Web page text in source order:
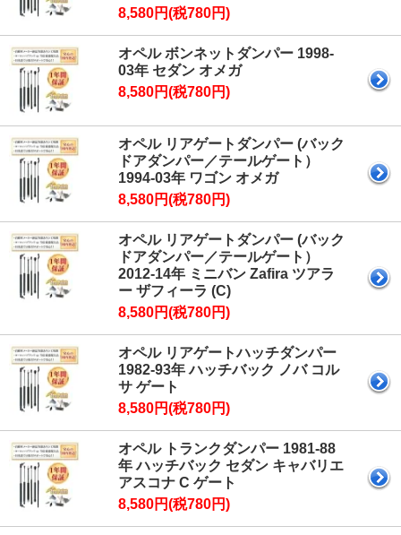
8,580円(税780円)
オペル ボンネットダンパー 1998-
03年 セダン オメガ
8,580円(税780円)
オペル リアゲートダンパー (バック
ドアダンパー／テールゲート）
1994-03年 ワゴン オメガ
8,580円(税780円)
オペル リアゲートダンパー (バック
ドアダンパー／テールゲート）
2012-14年 ミニバン Zafira ツアラ
ー ザフィーラ (C)
8,580円(税780円)
オペル リアゲートハッチダンパー
1982-93年 ハッチバック ノバ コル
サ ゲート
8,580円(税780円)
オペル トランクダンパー 1981-88
年 ハッチバック セダン キャバリエ
アスコナ C ゲート
8,580円(税780円)